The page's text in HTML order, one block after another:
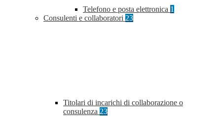
Telefono e posta elettronica 1
Consulenti e collaboratori 23
Titolari di incarichi di collaborazione o
consulenza 23